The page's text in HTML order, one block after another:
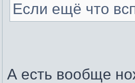
Если ещё что
А есть вообще